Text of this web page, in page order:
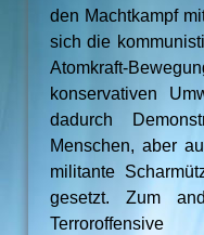
den Machtkampf
sich die
Atomkraft-
konservativen
dadurch
Menschen, aber
militante
gesetzt. Zum